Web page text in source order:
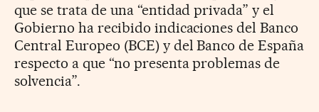
que se trata de una “entidad privada” y el
Gobierno ha recibido indicaciones del Banco
Central Europeo (BCE) y del Banco de España
respecto a que “no presenta problemas de
solvencia”.